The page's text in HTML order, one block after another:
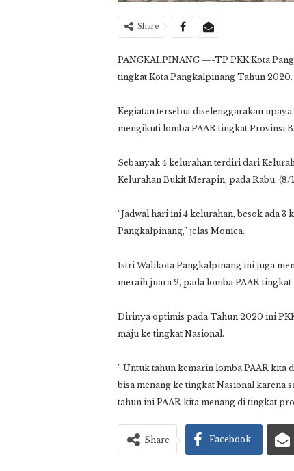
Share
PANGKALPINANG —-TP PKK Kota
tingkat Kota Pangkalpinang Tahun 2020.
Kegiatan tersebut diselenggarakan
mengikuti lomba PAAR tingkat Provinsi
Sebanyak 4 kelurahan terdiri dari
Kelurahan Bukit Merapin, pada Rabu, (8/
“Jadwal hari ini 4 kelurahan, besok ada
Pangkalpinang,” jelas Monica.
Istri Walikota Pangkalpinang ini juga
meraih juara 2, pada lomba PAAR tingkat
Dirinya optimis pada Tahun 2020 ini
maju ke tingkat Nasional.
” Untuk tahun kemarin lomba PAAR kita
bisa menang ke tingkat Nasional karena
tahun ini PAAR kita menang di tingkat
Share Facebook